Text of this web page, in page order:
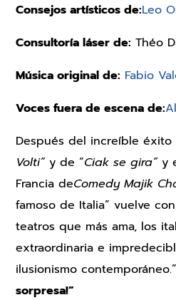
Consejos artísticos de:Leo
Consultoría láser de: Théo
Música original de: Fabio
Voces fuera de escena de:
Después del increíble éxito
Volti”y de “Ciak se gira”y
Francia deComedy Majik
famoso de Italia” vuelve
teatros que más ama, los
extraordinaria e
ilusionismo
sorpresa!”